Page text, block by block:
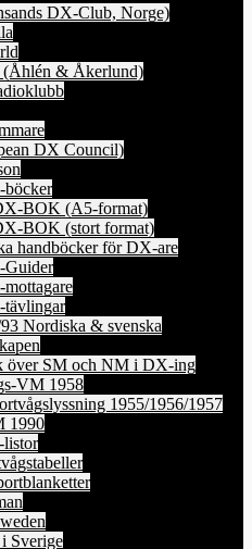
DX-Club, Norge)
(Åhlén & Åkerlund)
DX Council)
böcker
BOK (A5-format)
BOK (stort format)
handböcker för DX-are
Guider
tävlingar
Nordiska & svenska
över SM och NM i DX-ing
VM 1958
1955/1956/1957
1990
listor
Sverige